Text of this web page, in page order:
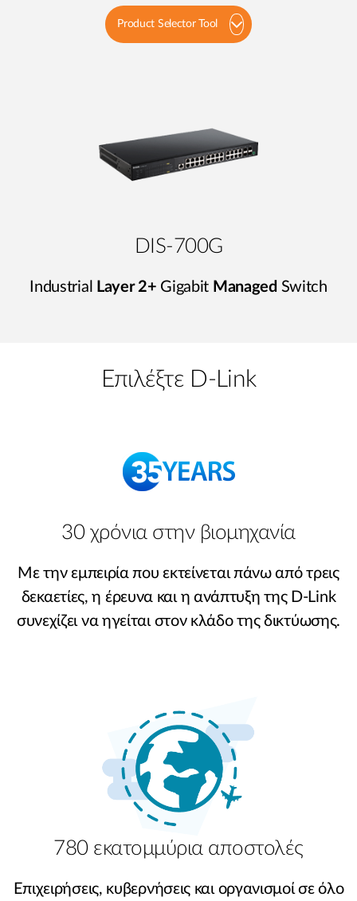
Product Selector Tool
DIS-700G
Industrial Layer 2+ Gigabit Managed Switch
Επιλέξτε D-Link
30 χρόνια στην βιομηχανία
Με την εμπειρία που εκτείνεται πάνω από τρεις
δεκαετίες, η έρευνα και η ανάπτυξη της D-Link
συνεχίζει να ηγείται στον κλάδο της δικτύωσης.
780 εκατομμύρια αποστολές
Επιχειρήσεις, κυβερνήσεις και οργανισμοί σε όλο